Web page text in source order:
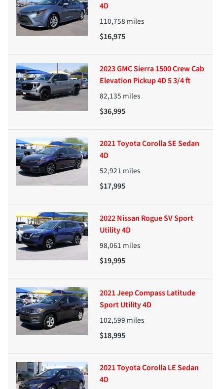
4D
110,758 miles
$16,975
2023 GMC Sierra 1500 Crew Cab
Elevation Pickup 4D 5 3/4 ft
82,135 miles
$36,995
2021 Toyota Corolla SE Sedan
4D
52,921 miles
$17,995
2022 Nissan Rogue SV Sport
Utility 4D
98,061 miles
$19,995
2021 Jeep Compass Latitude
Sport Utility 4D
102,599 miles
$18,995
2021 Toyota Corolla LE Sedan
4D